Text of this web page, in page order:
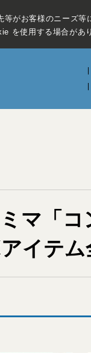
等がお客様のニーズ
を使用する場合があ
マ「
イテム